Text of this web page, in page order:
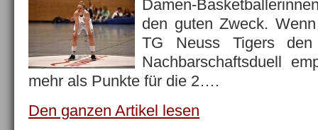
Damen-
den guten Zweck.
TG Neuss Tigers
Nachbarschaftsduell
mehr als Punkte für die 2….
Den ganzen Artikel lesen